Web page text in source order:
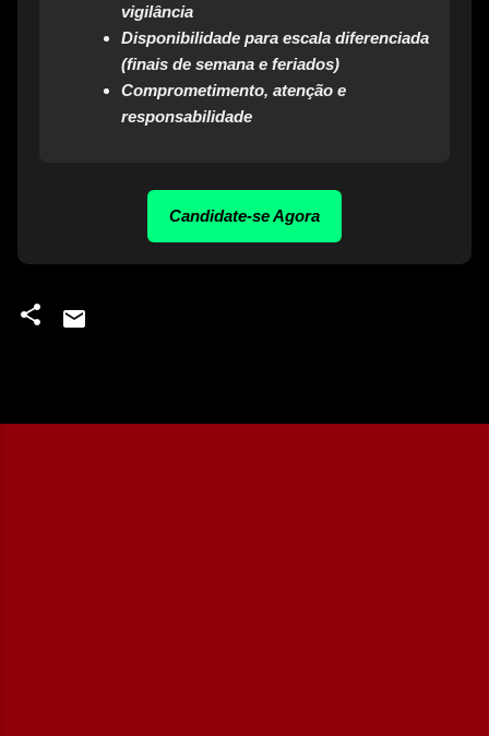
vigilância
Disponibilidade para escala diferenciada
(finais de semana e feriados)
Comprometimento, atenção e
responsabilidade
Candidate-se Agora